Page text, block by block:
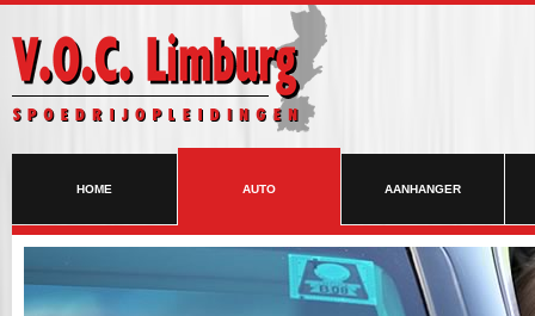
HOME AUTO AANHANGER